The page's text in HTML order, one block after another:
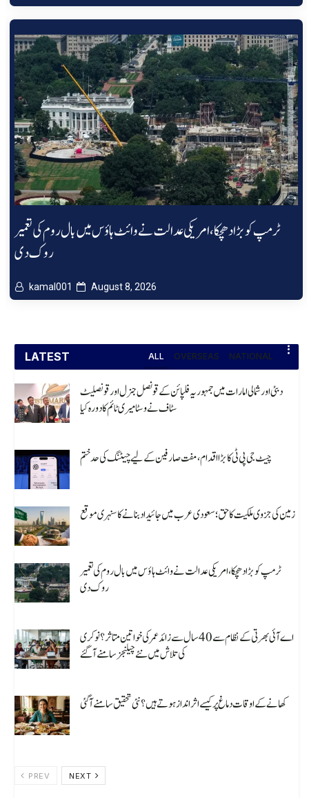
ٹرمپ کو بڑا دھچکا، امریکی عدالت نے وائٹ ہاؤس میں بال روم کی تعمیر
روک دی
kamal001 August 8, 2026
LATEST ALL OVERSEAS NATIONAL
دبئی اور شمالی امارات میں جمہوریہ فلپائن کے قونصل جنرل اور قونصلیٹ
سٹاف نے وسٹا میری ٹائم کا دورہ کیا
چیٹ جی پی ٹی کا بڑا اقدام، مفت صارفین کے لیے چیٹنگ کی حد ختم
زمین کی جزوی ملکیت کا حق؛ سعودی عرب میں جائیداد بنانے کا سنہری موقع
ٹرمپ کو بڑا دھچکا، امریکی عدالت نے وائٹ ہاؤس میں بال روم کی تعمیر
روک دی
اے آئی بھرتی کے نظام سے 40 سال سے زائد عمر کی خواتین متاثر؟ نوکری
کی تلاش میں نئے چیلنجز سامنے آ گئے
کھانے کے اوقات دماغ پر کیسے اثر انداز ہوتے ہیں؟ نئی تحقیق سامنے آگئی
PREV NEXT